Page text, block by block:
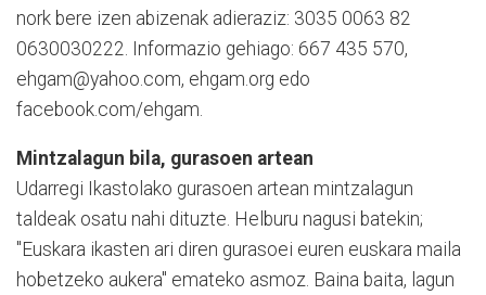
nork bere izen abizenak adieraziz: 3035 0063 82
0630030222. Informazio gehiago: 667 435 570,
ehgam@yahoo.com, ehgam.org edo
facebook.com/ehgam.
Mintzalagun bila, gurasoen artean
Udarregi Ikastolako gurasoen artean mintzalagun
taldeak osatu nahi dituzte. Helburu nagusi batekin;
"Euskara ikasten ari diren gurasoei euren euskara maila
hobetzeko aukera" emateko asmoz. Baina baita, lagun